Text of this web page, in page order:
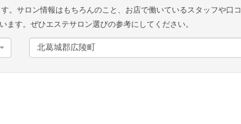
サロン情報はもちろんのこと、お店で働いているスタッフや口コ
す。ぜひエステサロン選びの参考にしてください。
北葛城郡広陵町